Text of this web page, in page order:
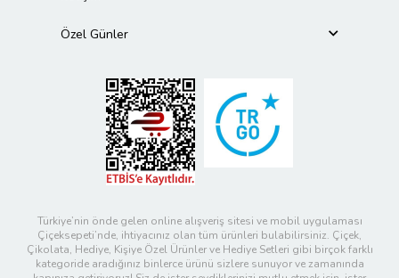
Özel Günler
Türkiye’nin önde gelen online alışveriş sitesi ve mobil uygulaması
Çiçeksepeti’nde, ihtiyacınız olan tüm ürünleri bulabilirsiniz. Çiçek,
Çikolata, Hediye, Kişiye Özel Ürünler ve Hediye Setleri gibi birçok farklı
kategoride aradığınız binlerce ürünü sizlere sunuyor ve zamanında